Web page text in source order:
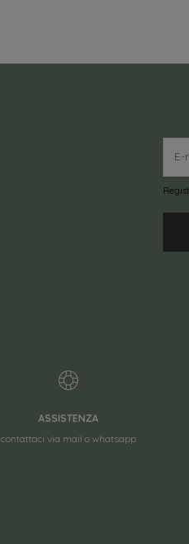
ASSISTENZA
contattaci via mail o whatsapp